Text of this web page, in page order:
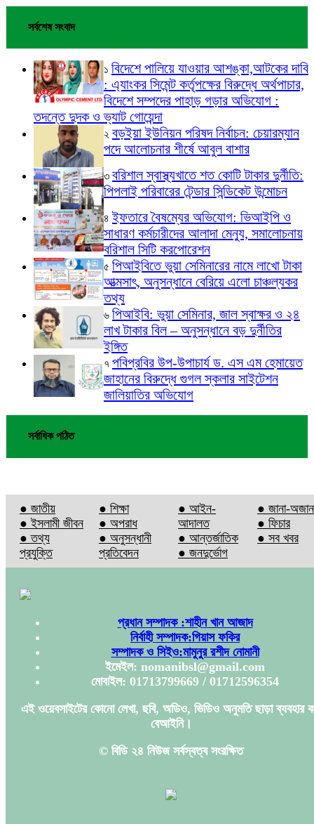
সর্বশেষ সংবাদ
১ বিদেশে পালিয়ে যাওয়ার আশঙ্কা,আটকের দাবি
: এ্যাংকর সিমেন্ট কর্তৃপক্ষের বিরুদ্ধে অর্থপাচার,
বিদেশে সম্পদের পাহাড় গড়ার অভিযোগ :
তদন্তে দুদক ও ভ্যাট গোয়েন্দা
২ বড়ইয়া ইউনিয়ন পরিষদ নির্বাচন: চেয়ারম্যান
পদে আলোচনার শীর্ষে আবুল বাশার
৩ বরিশাল স্বাস্থ্যখাতে শত কোটি টাকার দুর্নীতি:
পিপলাই পরিবারের টেন্ডার সিন্ডিকেট উন্মোচন
৪ ইফতারে বৈষম্যের অভিযোগ: ভিআইপি ও
সাধারণ কর্মচারীদের আলাদা মেন্যু, সমালোচনায়
বরিশাল সিটি করপোরেশন
৫ পিআইবিতে ভুয়া সেমিনারের নামে লাখো টাকা
আত্মসাৎ, অনুসন্ধানে বেরিয়ে এলো চাঞ্চল্যকর
তথ্য
৬ পিআইবি: ভুয়া সেমিনার, জাল স্বাক্ষর ও ২৪
লাখ টাকার বিল – অনুসন্ধানে বড় দুর্নীতির
ইঙ্গিত
৭ পবিপ্রবির উপ-উপাচার্য ড. এস এম হেমায়েত
জাহানের বিরুদ্ধে গুগল স্কলার সাইটেশন
জালিয়াতির অভিযোগ
সর্বাধিক পঠিত
● জাতীয়
● ইসলামী জীবন
● তথ্য
প্রযুক্তি
● শিক্ষা
● অপরাধ
● অনুসন্ধানী
প্রতিবেদন
● আইন-
আদালত
● আন্তর্জাতিক
● জনদুর্ভোগ
● জানা-
● ফিচার
● সব খবর
প্রধান সম্পাদক :শাহীন খান আজাদ
নির্বাহী সম্পাদক:গিয়াস ফকির
সম্পাদক ও সিইও:মামুনুর রশীদ নোমানী
ইমেইল: nomanibsl@gmail.com
মোবাইল: 01713799669 / 01712596354
এই ওয়েবসাইটের কোনো লেখা, ছবি, অডিও, ভিডিও অনুমতি ছাড়া ব্যবহার
বেআইনি।
© বিডি ২৪ নিউজ সর্বস্বত্ব সংরক্ষিত